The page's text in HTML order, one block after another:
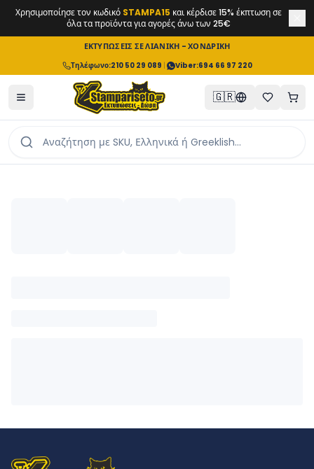
Χρησιμοποίησε τον κωδικό STAMPA15 και κέρδισε 15% έκπτωση σε
όλα τα προϊόντα για αγορές άνω των 25€
ΕΚΤΥΠΩΣΕΙΣ ΣΕ ΛΙΑΝΙΚΗ - ΧΟΝΔΡΙΚΗ
Τηλέφωνο:210 50 29 089 | Viber:694 66 97 220
🇬🇷